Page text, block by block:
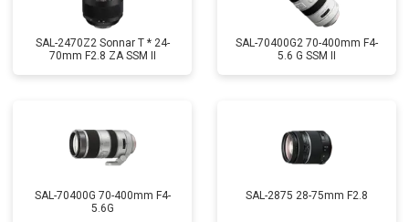
SAL-2470Z2 Sonnar T * 24-
70mm F2.8 ZA SSM II
SAL-70400G2 70-400mm F4-
5.6 G SSM II
SAL-70400G 70-400mm F4-
5.6G
SAL-2875 28-75mm F2.8